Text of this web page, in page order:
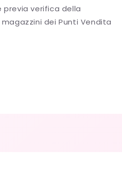
verifica della
dei Punti Vendita